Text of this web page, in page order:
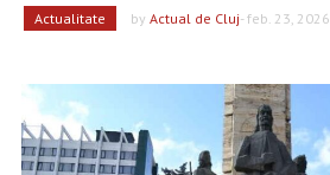
Actualitate by Actual de Cluj- feb. 23, 2026